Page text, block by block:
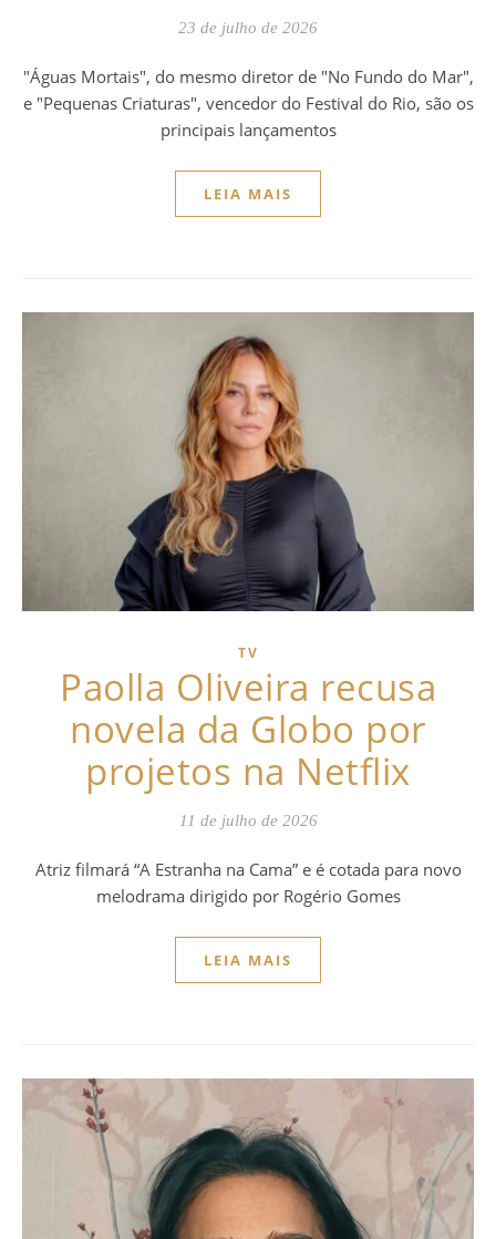
23 de julho de 2026
"Águas Mortais", do mesmo diretor de "No Fundo do Mar",
e "Pequenas Criaturas", vencedor do Festival do Rio, são os
principais lançamentos
LEIA MAIS
TV
Paolla Oliveira recusa
novela da Globo por
projetos na Netflix
11 de julho de 2026
Atriz filmará “A Estranha na Cama” e é cotada para novo
melodrama dirigido por Rogério Gomes
LEIA MAIS